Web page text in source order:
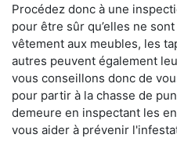
Procédez donc à une
pour être sûr qu’elles ne
vêtement aux meubles, les
autres peuvent également
vous conseillons donc de
pour partir à la chasse de
demeure en inspectant les
vous aider à prévenir